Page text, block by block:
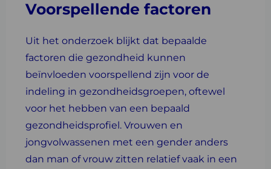
Voorspellende factoren
Uit het onderzoek blijkt dat bepaalde
factoren die gezondheid kunnen
beïnvloeden voorspellend zijn voor de
indeling in gezondheidsgroepen, oftewel
voor het hebben van een bepaald
gezondheidsprofiel. Vrouwen en
jongvolwassenen met een gender anders
dan man of vrouw zitten relatief vaak in een